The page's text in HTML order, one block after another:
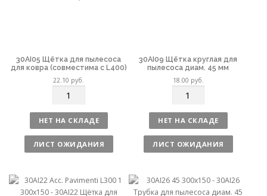
30AI05 Щётка для пылесоса
для ковра (совместима с L400)
22.10 руб.
л
и
ч
е
в
НЕТ НА СКЛАДЕ
ЛИСТ ОЖИДАНИЯ
30AI09 Щётка круглая для
пылесоса диам. 45 мм
18.00 руб.
л
и
ч
е
в
НЕТ НА СКЛАДЕ
ЛИСТ ОЖИДАНИЯ